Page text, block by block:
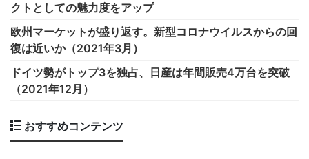
クトとしての魅力度をアップ
欧州マーケットが盛り返す。新型コロナウイルスからの回
復は近いか（2021年3月）
ドイツ勢がトップ3を独占、日産は年間販売4万台を突破
（2021年12月）
おすすめコンテンツ